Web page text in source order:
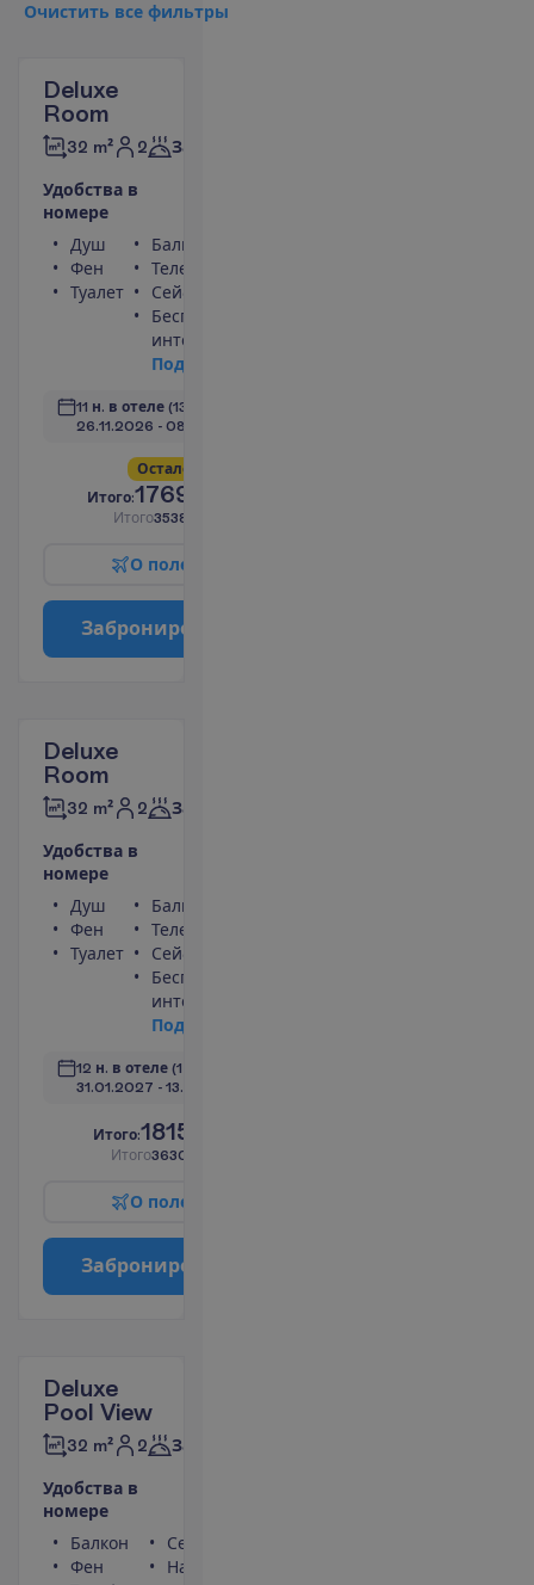
Очистить все фильтры
Deluxe
Room
32 m² 2 Завтраки
Удобства в
номере
Душ
Фен
Туалет
Балкон
Телефон
Сейф
Беспроводной
интернет
Под
11 н. в отеле (13 н. всего)
26.11.2026 - 08.12.2026
Остало
Итого:1769.00
Итого3538.00
О поле
Заброниро
Deluxe
Room
32 m² 2 Завтраки
Удобства в
номере
Душ
Фен
Туалет
Балкон
Телефон
Сейф
Беспроводной
интернет
Под
12 н. в отеле (14 н. всего)
31.01.2027 - 13.02.2027
Итого:1815.00
Итого3630.00
О поле
Заброниро
Deluxe
Pool View
32 m² 2 Завтраки
Удобства в
номере
Балкон
Фен
Сейф
Набор для